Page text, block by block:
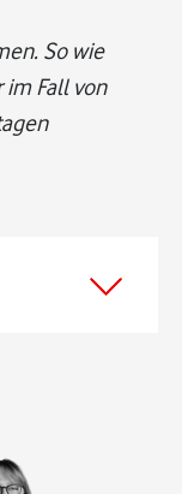
So wie
im Fall von